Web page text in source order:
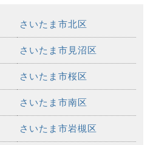
さいたま市北区
さいたま市見沼区
さいたま市桜区
さいたま市南区
さいたま市岩槻区